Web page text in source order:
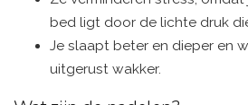
bed ligt door de lichte druk
Je slaapt beter en dieper en
uitgerust wakker.